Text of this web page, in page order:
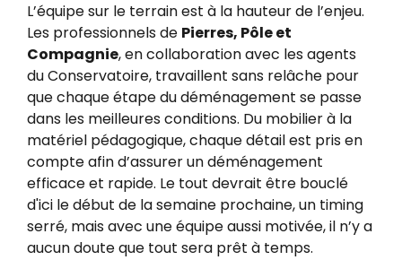
L’équipe sur le terrain est à la hauteur de l’enjeu.
Les professionnels de Pierres, Pôle et
Compagnie, en collaboration avec les agents
du Conservatoire, travaillent sans relâche pour
que chaque étape du déménagement se passe
dans les meilleures conditions. Du mobilier à la
matériel pédagogique, chaque détail est pris en
compte afin d’assurer un déménagement
efficace et rapide. Le tout devrait être bouclé
d'ici le début de la semaine prochaine, un timing
serré, mais avec une équipe aussi motivée, il n’y a
aucun doute que tout sera prêt à temps.